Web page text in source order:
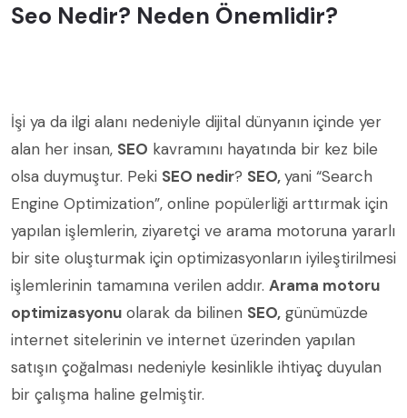
Seo Nedir? Neden Önemlidir?
İşi ya da ilgi alanı nedeniyle dijital dünyanın içinde yer
alan her insan, SEO kavramını hayatında bir kez bile
olsa duymuştur. Peki SEO nedir? SEO,yani “Search
Engine Optimization”, online popülerliği arttırmak için
yapılan işlemlerin, ziyaretçi ve arama motoruna yararlı
bir site oluşturmak için optimizasyonların iyileştirilmesi
işlemlerinin tamamına verilen addır. Arama motoru
optimizasyonu olarak da bilinen SEO, günümüzde
internet sitelerinin ve internet üzerinden yapılan
satışın çoğalması nedeniyle kesinlikle ihtiyaç duyulan
bir çalışma haline gelmiştir.